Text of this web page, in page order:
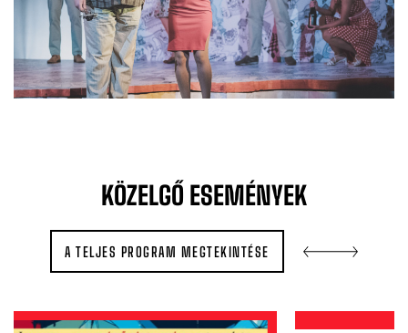
KÖZELGŐ ESEMÉNYEK
A TELJES PROGRAM MEGTEKINTÉSE